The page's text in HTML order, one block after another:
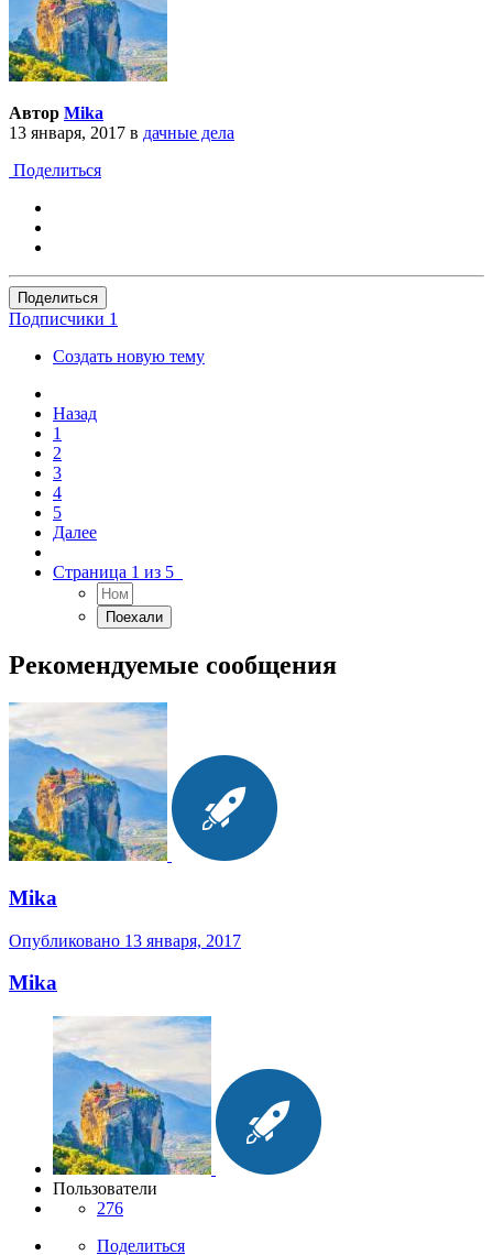
Автор Mika
13 января, 2017 в дачные дела
Поделиться
Поделиться
Подписчики 1
Создать новую тему
Назад
1
2
3
4
5
Далее
Страница 1 из 5
Рекомендуемые сообщения
Mika
Опубликовано 13 января, 2017
Mika
Пользователи
276
Поделиться